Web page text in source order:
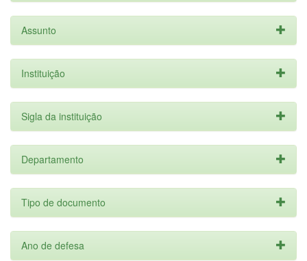
Assunto
Instituição
Sigla da instituição
Departamento
Tipo de documento
Ano de defesa